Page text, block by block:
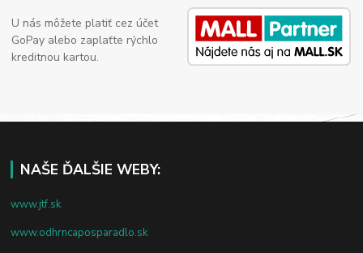
U nás môžete platiť cez účet
GoPay alebo zaplaťte rýchlo
kreditnou kartou.
NAŠE ĎALŠIE WEBY:
www.jtf.sk
www.odhrncaposparadlo.sk